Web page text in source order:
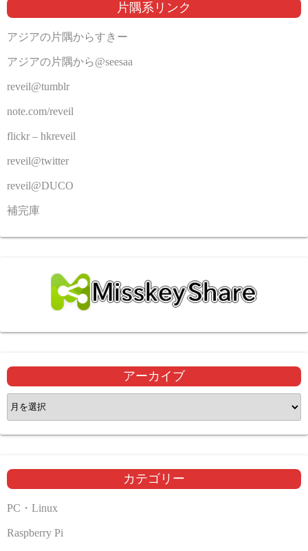
片隅系リンク
アジアの片隅からすきー
アジアの片隅から@seesaa
reveil@tumblr
note.com/reveil
flickr – hkreveil
reveil@twitter
reveil@DUCO
補完庫
アーカイブ
ア
ー
カ
ブ
カテゴリー
PC・Linux
Raspberry Pi